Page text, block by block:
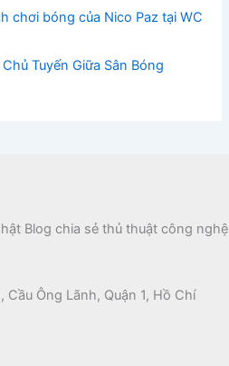
chơi bóng của Nico Paz tại WC
Tuyến Giữa Sân Bóng
Blog chia sẻ thủ thuật công nghệ
Ông Lãnh, Quận 1, Hồ Chí